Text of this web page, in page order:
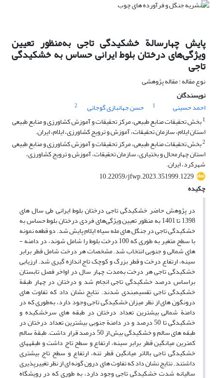
پایش چهارسالة خشکیدگی تاجی به‌منظور تعیین
ویژگی‌های درختان بلوط ایرانی حساس به خشکیدگی
تاجی
نوع مقاله : مقاله پژوهشی
نویسندگان
احمد حسینی
1 حسن جهانبازی گوجانی
2
1بخش تحقیقات منابع طبیعی، مرکز تحقیقات و آموزش کشاورزی و منابع طبیعی
استان ایلام، سازمان تحقیقات، آموزش و ترویج کشاورزی، ایلام، ایران.
2بخش تحقیقات منابع طبیعی، مرکز تحقیقات و آموزش کشاورزی و منابع طبیعی
استان چهارمحال و بختیاری، سازمان تحقیقات، آموزش و ترویج کشاورزی،
شهرکرد، ایران.
10.22059/jfwp.2023.351999.1229
چکیده
در پژوهش حاضر خشکیدگی تاجی درختان بلوط ایرانی طی سال ­های
1398 تا 1401 به­ منظور تعیین ویژگی‌های فردی درختان بلوط حساس به
خشکیدگی تاجی در جنگل­ های مله­ سیاه ایلام پایش شد. دو قطعه ­نمونه
با سطح متغیر به ­طوری که 100 درخت بلوط را شامل شوند، در دامنه ­
های شمالی و جنوبی انتخاب شد. مشخصات هر درخت شامل قطر برابر
سینه، ارتفاع درخت و قطر بزرگ و کوچک تاج اندازه­ گیری شد. ارزیابی
خشکیدگی تاجی هر درخت به‌مدت چهار سال در اواخر فصل تابستان
براساس درصد خشکیدگی تاجی انجام شد و درختان در چهار طبقة
خشکیدگی تاجی تقسیم­بندی شدند. نتایج نشان داد که تفاوت­ های
درون­گون ه­ای از نظر میزان خشکیدگی تاجی وجود دارد، به‌طوری­ که در
دامنة شمالی بیشترین تعداد درختان در طبقه ­های سرخشکیده و
خشکیدگی تا 50 درصد و در دامنة جنوبی بیشترین تعداد درختان در
طبقه ­های سالم و خشکیدگی بیش از 50 درصد قرار داشت. طبقة سالم
کمترین میانگین قطر برابر سینه، ارتفاع و سطح تاج داشت و طبقه­های
خشکیدگی تاجی بالاتر میانگین قطر تنه، ارتفاع و سطح تاج بیشتری
داشتند. نتایج نشان داد که تفاوت ­های درون­ گونه ­ای از نظر تغییرپذیری
سالیانه شدت خشکیدگی تاجی وجود دارد، به­ طوری­ که در رویشگاه